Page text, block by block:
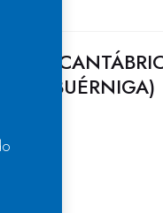
CABUÉRNIGA)